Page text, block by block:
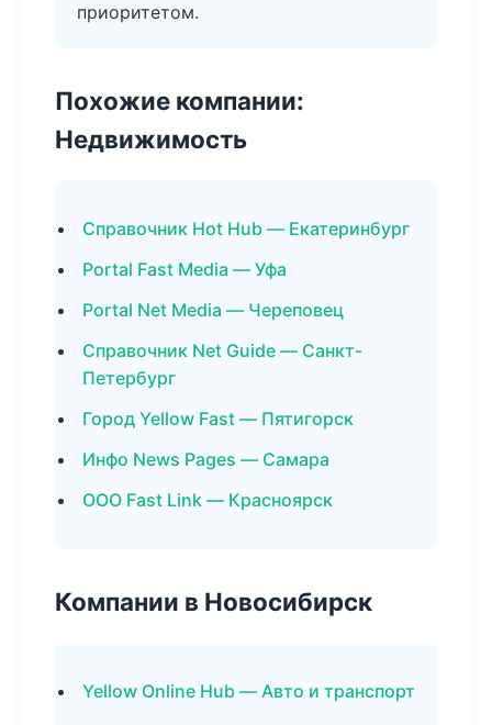
приоритетом.
Похожие компании:
Недвижимость
Справочник Hot Hub — Екатеринбург
Portal Fast Media — Уфа
Portal Net Media — Череповец
Справочник Net Guide — Санкт-
Петербург
Город Yellow Fast — Пятигорск
Инфо News Pages — Самара
ООО Fast Link — Красноярск
Компании в Новосибирск
Yellow Online Hub — Авто и транспорт